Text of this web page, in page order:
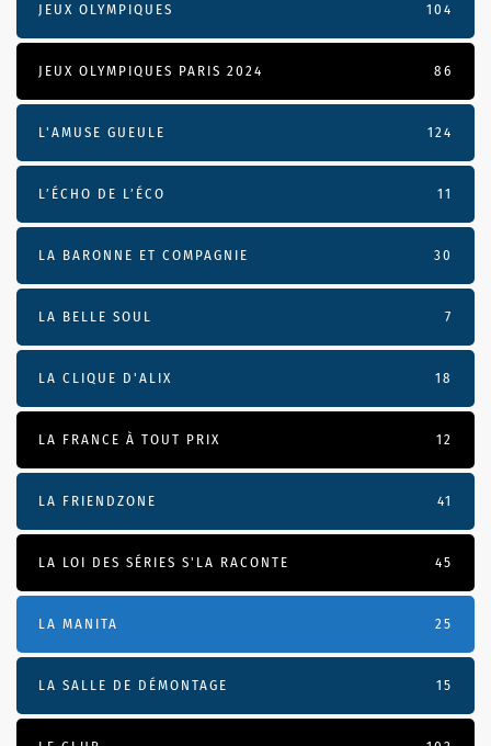
JEUX OLYMPIQUES 104
JEUX OLYMPIQUES PARIS 2024 86
L'AMUSE GUEULE 124
L’ÉCHO DE L’ÉCO 11
LA BARONNE ET COMPAGNIE 30
LA BELLE SOUL 7
LA CLIQUE D'ALIX 18
LA FRANCE À TOUT PRIX 12
LA FRIENDZONE 41
LA LOI DES SÉRIES S'LA RACONTE 45
LA MANITA 25
LA SALLE DE DÉMONTAGE 15